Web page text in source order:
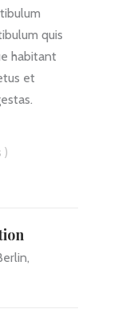
quis
habitant
et